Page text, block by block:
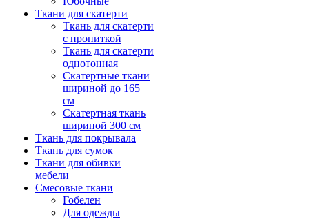
Ткани для скатерти
Ткань для скатерти
с пропиткой
Ткань для скатерти
однотонная
Скатертные ткани
шириной до 165
см
Скатертная ткань
шириной 300 см
Ткань для покрывала
Ткань для сумок
Ткани для обивки
мебели
Смесовые ткани
Гобелен
Для одежды